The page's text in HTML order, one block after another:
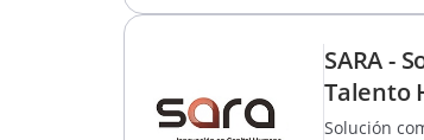
SARA -
Talento
Solución